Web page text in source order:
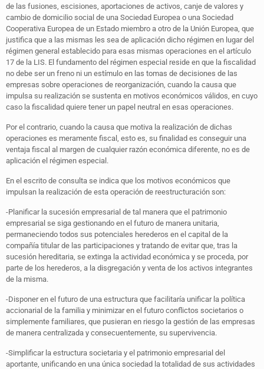
de las fusiones, escisiones, aportaciones de activos, canje de valores y
cambio de domicilio social de una Sociedad Europea o una Sociedad
Cooperativa Europea de un Estado miembro a otro de la Unión Europea, que
justifica que a las mismas les sea de aplicación dicho régimen en lugar del
régimen general establecido para esas mismas operaciones en el artículo
17 de la LIS. El fundamento del régimen especial reside en que la fiscalidad
no debe ser un freno ni un estímulo en las tomas de decisiones de las
empresas sobre operaciones de reorganización, cuando la causa que
impulsa su realización se sustenta en motivos económicos válidos, en cuyo
caso la fiscalidad quiere tener un papel neutral en esas operaciones.
Por el contrario, cuando la causa que motiva la realización de dichas
operaciones es meramente fiscal, esto es, su finalidad es conseguir una
ventaja fiscal al margen de cualquier razón económica diferente, no es de
aplicación el régimen especial.
En el escrito de consulta se indica que los motivos económicos que
impulsan la realización de esta operación de reestructuración son:
-Planificar la sucesión empresarial de tal manera que el patrimonio
empresarial se siga gestionando en el futuro de manera unitaria,
permaneciendo todos sus potenciales herederos en el capital de la
compañía titular de las participaciones y tratando de evitar que, tras la
sucesión hereditaria, se extinga la actividad económica y se proceda, por
parte de los herederos, a la disgregación y venta de los activos integrantes
de la misma.
-Disponer en el futuro de una estructura que facilitaría unificar la política
accionarial de la familia y minimizar en el futuro conflictos societarios o
simplemente familiares, que pusieran en riesgo la gestión de las empresas
de manera centralizada y consecuentemente, su supervivencia.
-Simplificar la estructura societaria y el patrimonio empresarial del
aportante, unificando en una única sociedad la totalidad de sus actividades